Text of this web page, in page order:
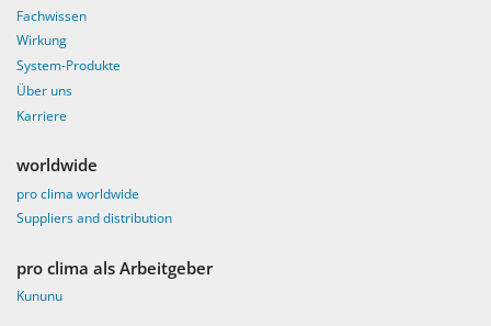
Fachwissen
Wirkung
System-Produkte
Über uns
Karriere
worldwide
pro clima worldwide
Suppliers and distribution
pro clima als Arbeitgeber
Kununu